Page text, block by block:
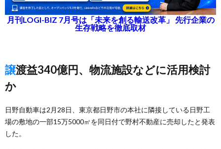
月刊LOGI-BIZ 7月号は「未来を創る輸送改革」 先行企業の
生存戦略を徹底取材
譲渡益340億円、物流施設などに活用検討
か
日野自動車は2月28日、東京都日野市の本社に隣接している日野工
場の敷地の一部15万5000㎡を同日付で野村不動産に売却したと発表
した。